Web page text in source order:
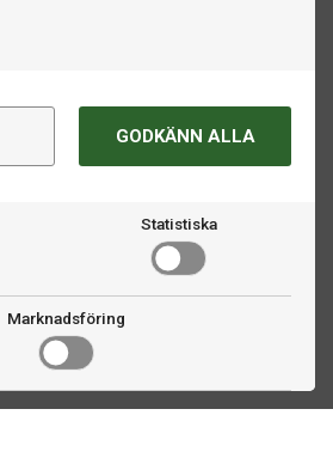
GODKÄNN ALLA
Statistiska
Marknadsföring